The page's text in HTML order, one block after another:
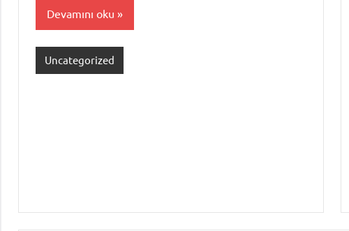
Devamını oku
Uncategorized